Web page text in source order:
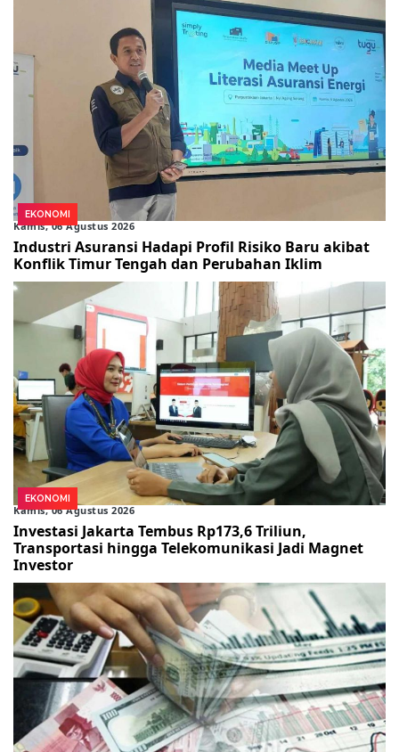
EKONOMI
Kamis, 06 Agustus 2026
Industri Asuransi Hadapi Profil Risiko Baru akibat
Konflik Timur Tengah dan Perubahan Iklim
EKONOMI
Kamis, 06 Agustus 2026
Investasi Jakarta Tembus Rp173,6 Triliun,
Transportasi hingga Telekomunikasi Jadi Magnet
Investor